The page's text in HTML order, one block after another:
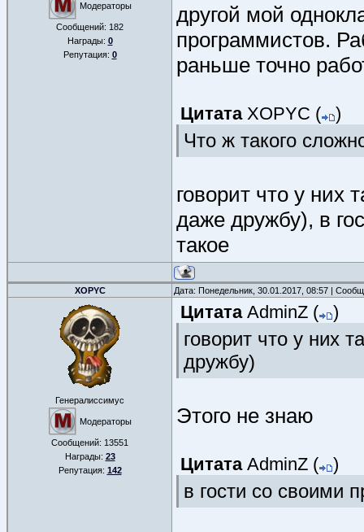
Модераторы
Сообщений: 182
Награды: 0
Репутация: 0
другой мой
программистов.
раньше точно
Цитата XOPYC ( )
Что ж такого
говорит что у них
даже дружбу), в
такое
XOPYC Дата: Понедельник, 30.01.2017, 08:57 |
Генералиссимус
Модераторы
Сообщений: 13551
Награды: 23
Репутация: 142
Цитата AdminZ ( )
говорит что у них
дружбу)
Этого не знаю
Цитата AdminZ ( )
в гости со своими